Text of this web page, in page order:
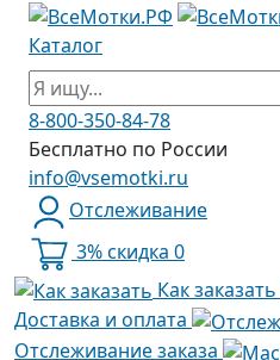
Каталог
8-800-350-84-78
Бесплатно по России
info@vsemotki.ru
Отслеживание
3% скидка 0
Как заказать
Доставка и оплата
Отслеживание заказа